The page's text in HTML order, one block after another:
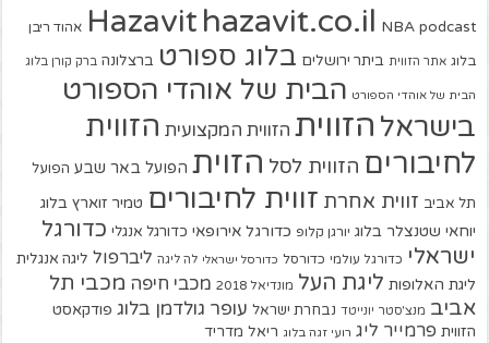
Hazavit hazavit.co.il NBA podcast אהוד ריבן
בלוג אתר הזווית ביתר ירושלים בלוג ספורט ברצלונה ברק קורן בלוג
הבית של אוהדי הספורט הבית של אוהדי הספורט
בישראל הזווית הזווית המקצועית הזווית
לחיבורים הזווית לסל הזוית הפועל באר שבע הפועל
תל אביב זווית אחרת זווית לחיבורים טמיר זוארץ בלוג
יוחאי שטנצלר בלוג יורגן קלופ כדורגל אירופאי כדורגל אנגלי כדורגל
ישראלי כדורגל עולמי כדורסל כדורסל ישראלי לה ליגה ליברפול ליגה אנגלית
ליגת האלופות ליגת העל מונדיאל 2018 מכבי חיפה מכבי תל
אביב מנצ'סטר יונייטד נבחרת ישראל עופר גולדמן בלוג פודקאסט
הזווית פרמייר ליג רועי זגה בלוג ריאל מדריד